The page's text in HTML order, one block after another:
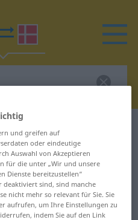
Großmama
für
Übersetzung
und greifen auf
oder eindeutige
Auswahl von Akzeptieren
für die unter „Wir und unsere
Dienste bereitzustellen“
deaktiviert sind, sind manche
nicht mehr so relevant für Sie. Sie
aufrufen, um Ihre Einstellungen zu
indem Sie auf den Link